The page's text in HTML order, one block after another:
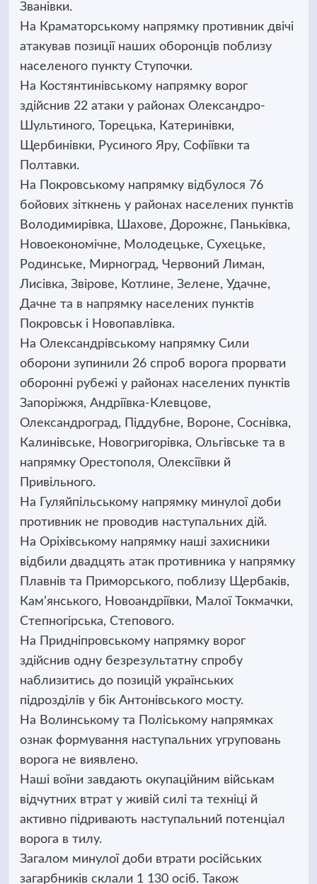
Званівки.
На Краматорському напрямку противник двічі
атакував позиції наших оборонців поблизу
населеного пункту Ступочки.
На Костянтинівському напрямку ворог
здійснив 22 атаки у районах Олександро-
Шультиного, Торецька, Катеринівки,
Щербинівки, Русиного Яру, Софіївки та
Полтавки.
На Покровському напрямку відбулося 76
бойових зіткнень у районах населених пунктів
Володимирівка, Шахове, Дорожнє, Паньківка,
Новоекономічне, Молодецьке, Сухецьке,
Родинське, Мирноград, Червоний Лиман,
Лисівка, Звірове, Котлине, Зелене, Удачне,
Дачне та в напрямку населених пунктів
Покровськ і Новопавлівка.
На Олександрівському напрямку Сили
оборони зупинили 26 спроб ворога прорвати
оборонні рубежі у районах населених пунктів
Запоріжжя, Андріївка-Клевцове,
Олександроград, Піддубне, Вороне, Соснівка,
Калинівське, Новогригорівка, Ольгівське та в
напрямку Орестополя, Олексіївки й
Привільного.
На Гуляйпільському напрямку минулої доби
противник не проводив наступальних дій.
На Оріхівському напрямку наші захисники
відбили двадцять атак противника у напрямку
Плавнів та Приморського, поблизу Щербаків,
Кам’янського, Новоандріївки, Малої Токмачки,
Степногірська, Степового.
На Придніпровському напрямку ворог
здійснив одну безрезультатну спробу
наблизитись до позицій українських
підрозділів у бік Антонівського мосту.
На Волинському та Поліському напрямках
ознак формування наступальних угруповань
ворога не виявлено.
Наші воїни завдають окупаційним військам
відчутних втрат у живій силі та техніці й
активно підривають наступальний потенціал
ворога в тилу.
Загалом минулої доби втрати російських
загарбників склали 1 130 осіб. Також